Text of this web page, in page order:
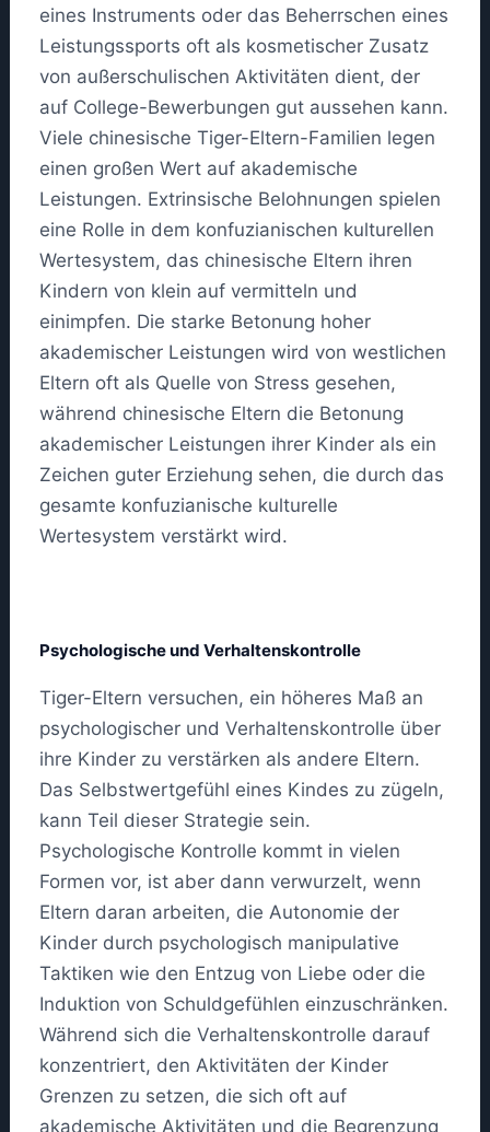
eines Instruments oder das Beherrschen eines
Leistungssports oft als kosmetischer Zusatz
von außerschulischen Aktivitäten dient, der
auf College-Bewerbungen gut aussehen kann.
Viele chinesische Tiger-Eltern-Familien legen
einen großen Wert auf akademische
Leistungen. Extrinsische Belohnungen spielen
eine Rolle in dem konfuzianischen kulturellen
Wertesystem, das chinesische Eltern ihren
Kindern von klein auf vermitteln und
einimpfen. Die starke Betonung hoher
akademischer Leistungen wird von westlichen
Eltern oft als Quelle von Stress gesehen,
während chinesische Eltern die Betonung
akademischer Leistungen ihrer Kinder als ein
Zeichen guter Erziehung sehen, die durch das
gesamte konfuzianische kulturelle
Wertesystem verstärkt wird.
Psychologische und Verhaltenskontrolle
Tiger-Eltern versuchen, ein höheres Maß an
psychologischer und Verhaltenskontrolle über
ihre Kinder zu verstärken als andere Eltern.
Das Selbstwertgefühl eines Kindes zu zügeln,
kann Teil dieser Strategie sein.
Psychologische Kontrolle kommt in vielen
Formen vor, ist aber dann verwurzelt, wenn
Eltern daran arbeiten, die Autonomie der
Kinder durch psychologisch manipulative
Taktiken wie den Entzug von Liebe oder die
Induktion von Schuldgefühlen einzuschränken.
Während sich die Verhaltenskontrolle darauf
konzentriert, den Aktivitäten der Kinder
Grenzen zu setzen, die sich oft auf
akademische Aktivitäten und die Begrenzung